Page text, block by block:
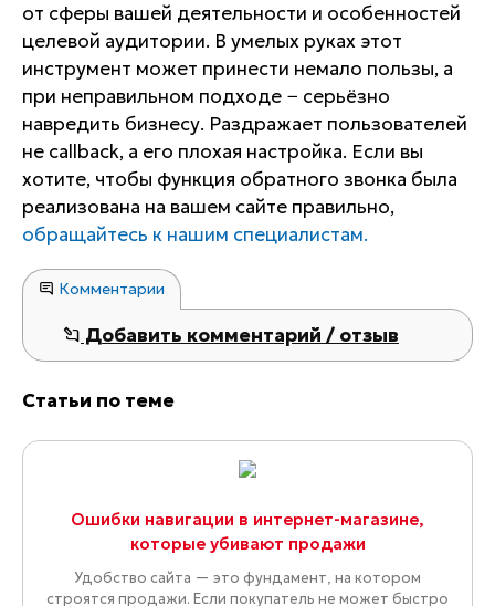
от сферы вашей деятельности и особенностей
целевой аудитории. В умелых руках этот
инструмент может принести немало пользы, а
при неправильном подходе − серьёзно
навредить бизнесу. Раздражает пользователей
не callback, а его плохая настройка. Если вы
хотите, чтобы функция обратного звонка была
реализована на вашем сайте правильно,
обращайтесь к нашим специалистам.
Комментарии
Добавить комментарий / отзыв
Статьи по теме
Ошибки навигации в интернет-магазине,
которые убивают продажи
Удобство сайта — это фундамент, на котором
строятся продажи. Если покупатель не может быстро